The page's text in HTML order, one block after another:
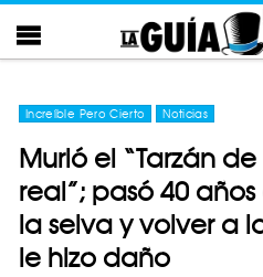
Increíble Pero Cierto Noticias
Murió el “Tarzán
real”; pasó 40
la selva y volver a
le hizo daño